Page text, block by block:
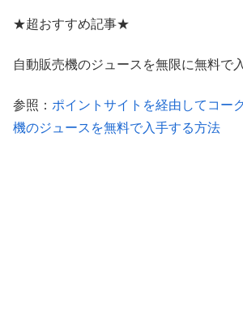
★超おすすめ記事★
自動販売機のジュースを無限に無料で
参照： ポイントサイトを経由してコー
機のジュースを無料で入手する方法